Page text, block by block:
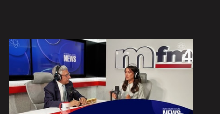
4